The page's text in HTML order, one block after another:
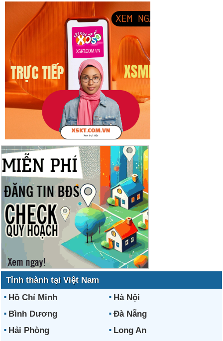
Tỉnh thành tại Việt Nam
Hồ Chí Minh
Hà Nội
Bình Dương
Đà Nẵng
Hải Phòng
Long An